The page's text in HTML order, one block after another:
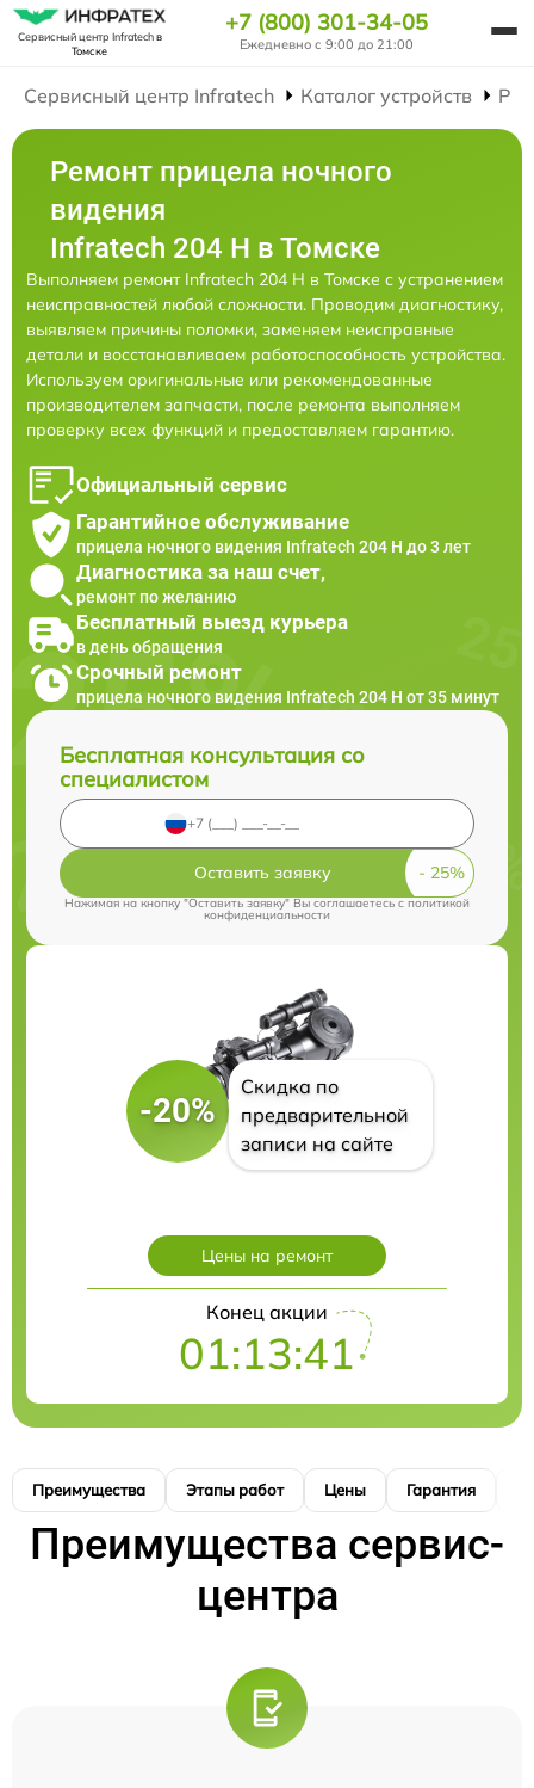
Сервисный центр Infratechв
Томске
+7 (800) 301-34-05
Ежедневно с 9:00 до 21:00
Сервисный центр Infratech Каталог устройств
Ремонт прицела ночного
видения
Infratech 204 Н в Томске
Выполняем ремонт Infratech 204 Н в Томске с устранением
неисправностей любой сложности. Проводим диагностику,
выявляем причины поломки, заменяем неисправные
детали и восстанавливаем работоспособность устройства.
Используем оригинальные или рекомендованные
производителем запчасти, после ремонта выполняем
проверку всех функций и предоставляем гарантию.
Официальный сервис
Гарантийное обслуживание
прицела ночного видения Infratech 204 Н до 3 лет
Диагностика за наш счет,
ремонт по желанию
Бесплатный выезд курьера
в день обращения
Срочный ремонт
прицела ночного видения Infratech 204 Н от 35 минут
Бесплатная консультация со
специалистом
Оставить заявку
Нажимая на кнопку "Оставить заявку" Вы соглашаетесь cполитикой
конфиденциальности
-20%
Скидка по
предварительной
записи на сайте
Цены на ремонт
Конец акции
01:13:40
Преимущества Этапы работ Цены Гарантия
Преимущества сервис-
центра